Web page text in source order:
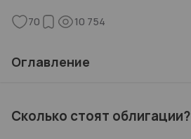
70 10 754
Оглавление
Сколько стоят облигации?